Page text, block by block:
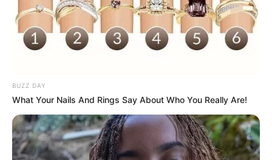
Facebook
Twitter
Pinterest
Share
Recomendados para você
Presente para o Dia dos
BUZZ DAY
What Your Nails And Rings Say About Who You Really Are!